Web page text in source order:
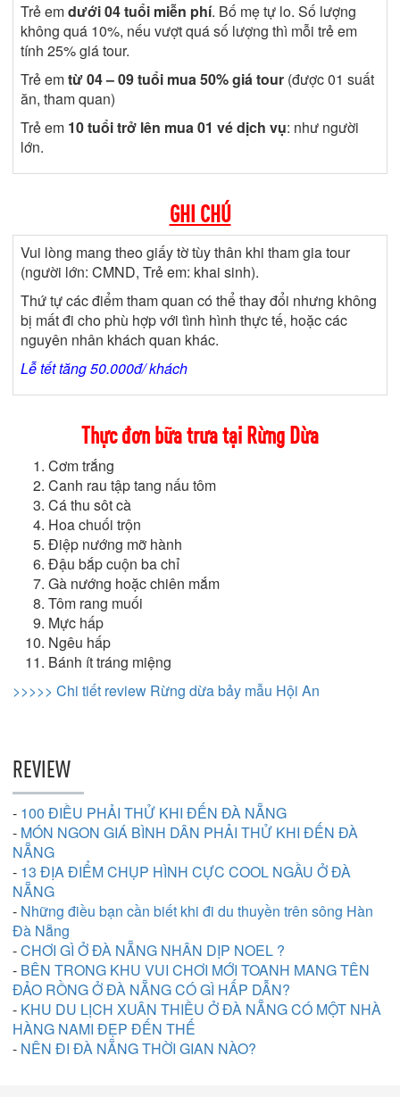
Trẻ emdưới 04 tuổi miễn phí. Bố mẹ tự lo. Số lượng
không quá 10%, nếu vượt quá số lượng thì mỗi trẻ em
tính 25% giá tour.
Trẻ emtừ 04 – 09 tuổi mua 50% giá tour (được 01 suất
ăn, tham quan)
Trẻ em 10 tuổi trở lên mua 01 vé dịch vụ: như người
lớn.
GHI CHÚ
Vui lòng mang theo giấy tờ tùy thân khi tham gia tour
(người lớn: CMND, Trẻ em: khai sinh).
Thứ tự các điểm tham quan có thể thay đổi nhưng không
bị mất đi cho phù hợp với tình hình thực tế, hoặc các
nguyên nhân khách quan khác.
Lễ tết tăng 50.000đ/ khách
Thực đơn bữa trưa tại Rừng Dừa
Cơm trắng
Canh rau tập tang nấu tôm
Cá thu sôt cà
Hoa chuối trộn
Điệp nướng mỡ hành
Đậu bắp cuộn ba chỉ
Gà nướng hoặc chiên mắm
Tôm rang muối
Mực hấp
Ngêu hấp
Bánh ít tráng miệng
>>>>> Chi tiết review Rừng dừa bảy mẫu Hội An
REVIEW
- 100 ĐIỀU PHẢI THỬ KHI ĐẾN ĐÀ NẴNG
- MÓN NGON GIÁ BÌNH DÂN PHẢI THỬ KHI ĐẾN ĐÀ
NẴNG
- 13 ĐỊA ĐIỂM CHỤP HÌNH CỰC COOL NGẦU Ở ĐÀ
NẴNG
- Những điều bạn cần biết khi đi du thuyền trên sông Hàn
Đà Nẵng
-CHƠI GÌ Ở ĐÀ NẴNG NHÂN DỊP NOEL ?
- BÊN TRONG KHU VUI CHƠI MỚI TOANH MANG TÊN
ĐẢO RỒNG Ở ĐÀ NẴNG CÓ GÌ HẤP DẪN?
- KHU DU LỊCH XUÂN THIỀU Ở ĐÀ NẴNG CÓ MỘT NHÀ
HÀNG NAMI ĐẸP ĐẾN THẾ
- NÊN ĐI ĐÀ NẴNG THỜI GIAN NÀO?